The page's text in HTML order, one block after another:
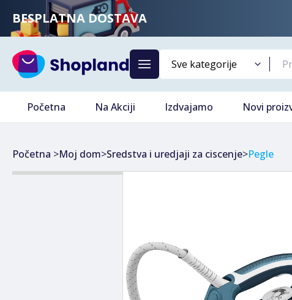
BESPLATNA DOSTAVA
Početna Na Akciji Izdvajamo Novi
Početna >Moj dom>Sredstva i uredjaji za ciscenje>Pegle